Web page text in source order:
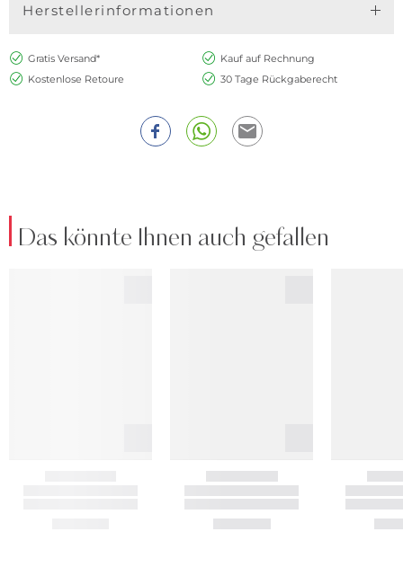
Herstellerinformationen
Gratis Versand*
Kauf auf Rechnung
Kostenlose Retoure
30 Tage Rückgaberecht
Das könnte Ihnen auch gefallen